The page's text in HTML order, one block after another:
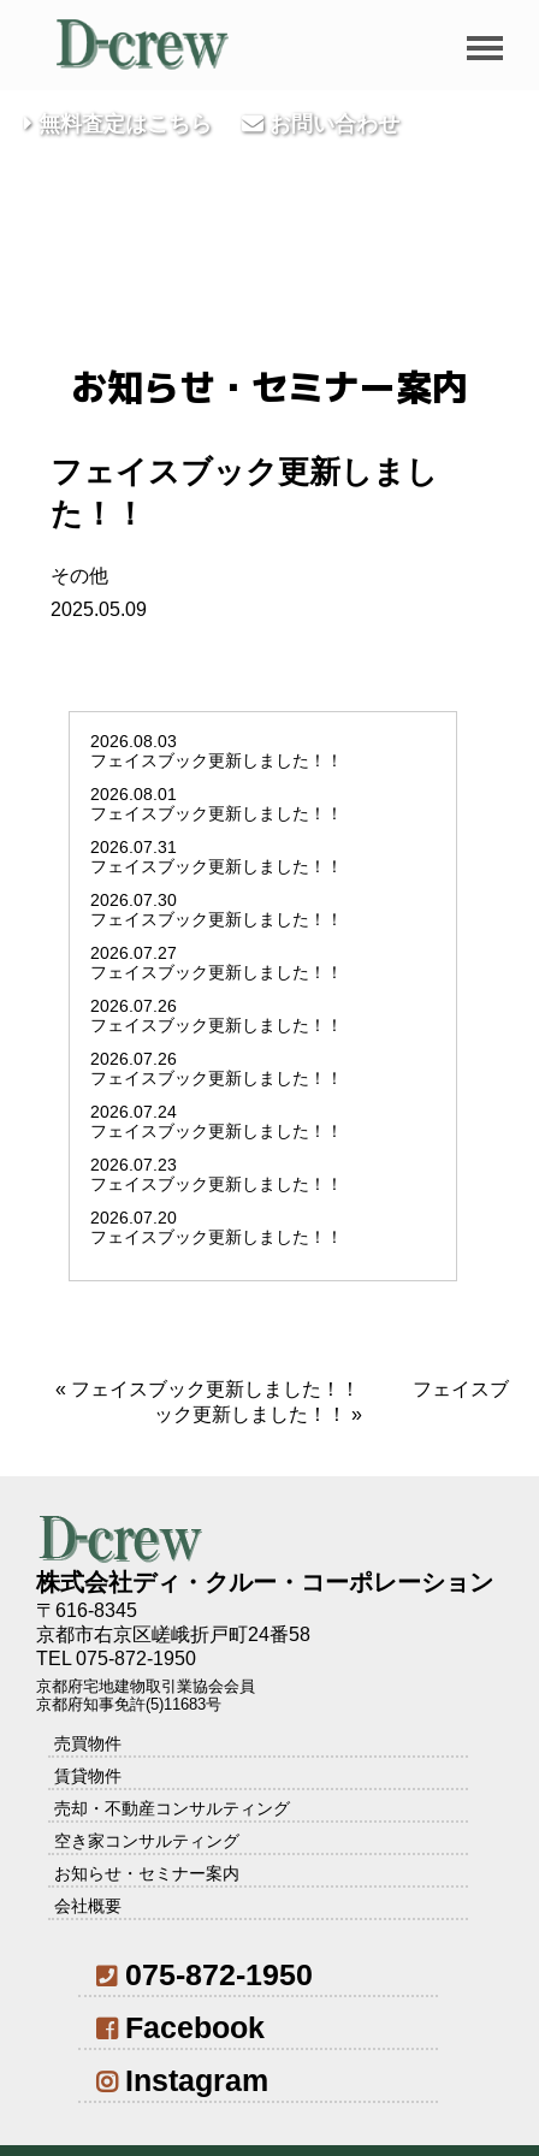
無料査定はこちら お問い合わせ
お知らせ・セミナー案内
フェイスブック更新しまし
た！！
その他
2025.05.09
2026.08.03
フェイスブック更新しました！！
2026.08.01
フェイスブック更新しました！！
2026.07.31
フェイスブック更新しました！！
2026.07.30
フェイスブック更新しました！！
2026.07.27
フェイスブック更新しました！！
2026.07.26
フェイスブック更新しました！！
2026.07.26
フェイスブック更新しました！！
2026.07.24
フェイスブック更新しました！！
2026.07.23
フェイスブック更新しました！！
2026.07.20
フェイスブック更新しました！！
« フェイスブック更新しました！！
フェイスブ
ック更新しました！！
»
株式会社ディ・クルー・コーポレーション
〒616-8345
京都市右京区嵯峨折戸町24番58
TEL 075-872-1950
京都府宅地建物取引業協会会員
京都府知事免許(5)11683号
売買物件
賃貸物件
売却・不動産コンサルティング
空き家コンサルティング
お知らせ・セミナー案内
会社概要
075-872-1950
Facebook
Instagram